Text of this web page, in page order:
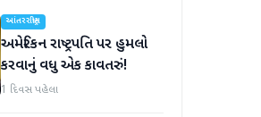
આંતરરાષ્ટ્રીય
અમેરિકન રાષ્ટ્રપતિ પર હુમલો
કરવાનું વધુ એક કાવતરું!
1 દિવસ પહેલા